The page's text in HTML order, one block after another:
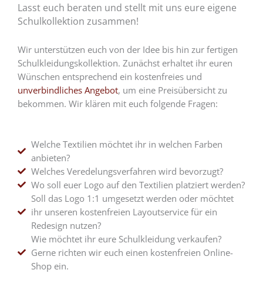
Lasst euch beraten und stellt mit uns eure eigene
Schulkollektion zusammen!
Wir unterstützen euch von der Idee bis hin zur fertigen
Schulkleidungskollektion. Zunächst erhaltet ihr euren
Wünschen entsprechend ein kostenfreies und
unverbindliches Angebot, um eine Preisübersicht zu
bekommen. Wir klären mit euch folgende Fragen:
Welche Textilien möchtet ihr in welchen Farben
anbieten?
Welches Veredelungsverfahren wird bevorzugt?
Wo soll euer Logo auf den Textilien platziert werden?
Soll das Logo 1:1 umgesetzt werden oder möchtet
ihr unseren kostenfreien Layoutservice für ein
Redesign nutzen?
Wie möchtet ihr eure Schulkleidung verkaufen?
Gerne richten wir euch einen kostenfreien Online-
Shop ein.